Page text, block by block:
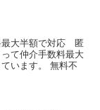
最大半額で対応 匿
て仲介手数料最大
います。 無料不